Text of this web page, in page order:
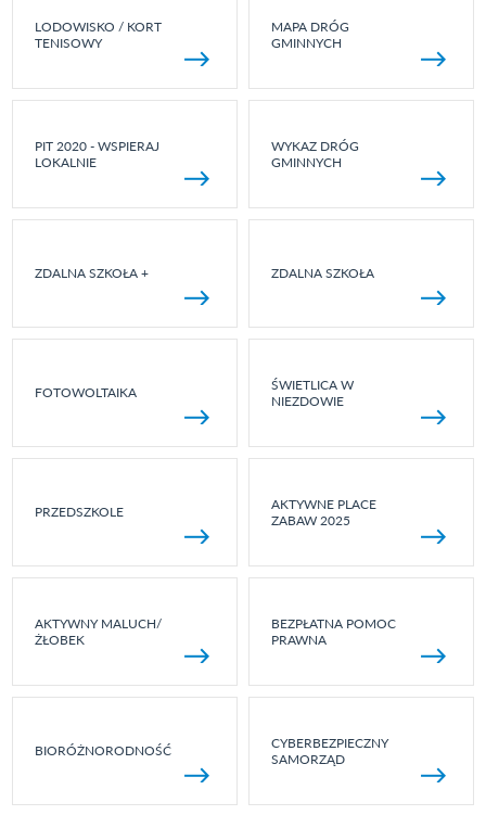
LODOWISKO / KORT
TENISOWY
MAPA DRÓG
GMINNYCH
PIT 2020 - WSPIERAJ
LOKALNIE
WYKAZ DRÓG
GMINNYCH
ZDALNA SZKOŁA + ZDALNA SZKOŁA
FOTOWOLTAIKA
ŚWIETLICA W
NIEZDOWIE
PRZEDSZKOLE
AKTYWNE PLACE
ZABAW 2025
AKTYWNY MALUCH/
ŻŁOBEK
BEZPŁATNA POMOC
PRAWNA
BIORÓŻNORODNOŚĆ
CYBERBEZPIECZNY
SAMORZĄD